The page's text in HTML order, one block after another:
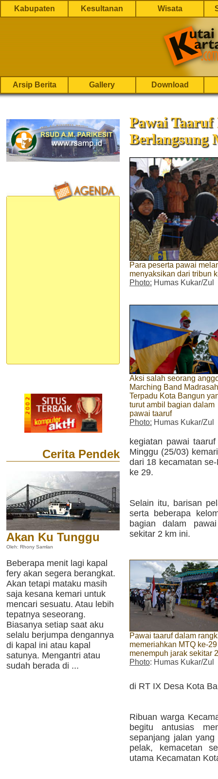
Kabupaten Kesultanan Wisata
Arsip Berita Gallery Download
Cerita Pendek
Akan Ku Tunggu
Oleh: Rhony Samlan
Beberapa menit lagi kapal
fery akan segera berangkat.
Akan tetapi mataku masih
saja kesana kemari untuk
mencari sesuatu. Atau lebih
tepatnya seseorang.
Biasanya setiap saat aku
selalu berjumpa dengannya
di kapal ini atau kapal
satunya. Mengantri atau
sudah berada di ...
Pawai
Berlangsung
Para peserta pawai
menyaksikan dari tribun
Photo: Humas Kukar/Zul
Aksi salah seorang
Marching Band Madrasah
Terpadu Kota Bangun
turut ambil bagian dalam
pawai taaruf
Photo: Humas Kukar/Zul
kegiatan pawai
Minggu (25/03)
dari 18 kecamatan
ke 29.
Selain itu, barisan
serta beberapa
bagian dalam
sekitar 2 km ini.
Pawai taaruf dalam
memeriahkan MTQ ke-29
menempuh jarak sekitar
Photo: Humas Kukar/Zul
di RT IX Desa Kota
Ribuan warga
begitu antusias
sepanjang jalan
pelak, kemacetan
utama Kecamatan